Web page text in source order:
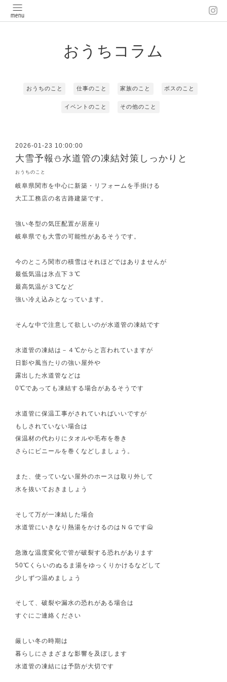
おうちコラム
おうちのこと 仕事のこと 家族のこと ボスのこと
イベントのこと その他のこと
2026-01-23 10:00:00
大雪予報⛄水道管の凍結対策しっかりと
おうちのこと
岐阜県関市を中心に新築・リフォームを手掛ける
大工工務店の名古路建築です。
強い冬型の気圧配置が居座り
岐阜県でも大雪の可能性があるそうです。
今のところ関市の積雪はそれほどではありませんが
最低気温は氷点下３℃
最高気温が３℃など
強い冷え込みとなっています。
そんな中で注意して欲しいのが水道管の凍結です
水道管の凍結は－４℃からと言われていますが
日影や風当たりの強い屋外や
露出した水道管などは
0℃であっても凍結する場合があるそうです
水道管に保温工事がされていればいいですが
もしされていない場合は
保温材の代わりにタオルや毛布を巻き
さらにビニールを巻くなどしましょう。
また、使っていない屋外のホースは取り外して
水を抜いておきましょう
そして万が一凍結した場合
水道管にいきなり熱湯をかけるのはＮＧです🙅
急激な温度変化で管が破裂する恐れがあります
50℃くらいのぬるま湯をゆっくりかけるなどして
少しずつ温めましょう
そして、破裂や漏水の恐れがある場合は
すぐにご連絡ください
厳しい冬の時期は
暮らしにさまざまな影響を及ぼします
水道管の凍結には予防が大切です